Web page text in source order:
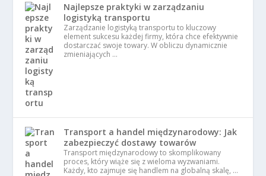
Najlepsze praktyki w zarządzaniu
logistyką transportu
Zarządzanie logistyką transportu to kluczowy
element sukcesu każdej firmy, która chce efektywnie
dostarczać swoje towary. W obliczu dynamicznie
zmieniających …
Transport a handel międzynarodowy: Jak
zabezpieczyć dostawy towarów
Transport międzynarodowy to skomplikowany
proces, który wiąże się z wieloma wyzwaniami.
Każdy, kto zajmuje się handlem na globalną skalę, …